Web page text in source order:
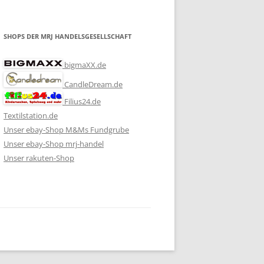
SHOPS DER MRJ HANDELSGESELLSCHAFT
bigmaXX.de
CandleDream.de
Filius24.de
Textilstation.de
Unser ebay-Shop M&Ms Fundgrube
Unser ebay-Shop mrj-handel
Unser rakuten-Shop